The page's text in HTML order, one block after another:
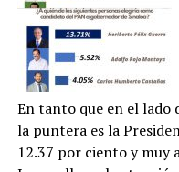
En tanto que en el
la puntera es la
12.37 por ciento y muy